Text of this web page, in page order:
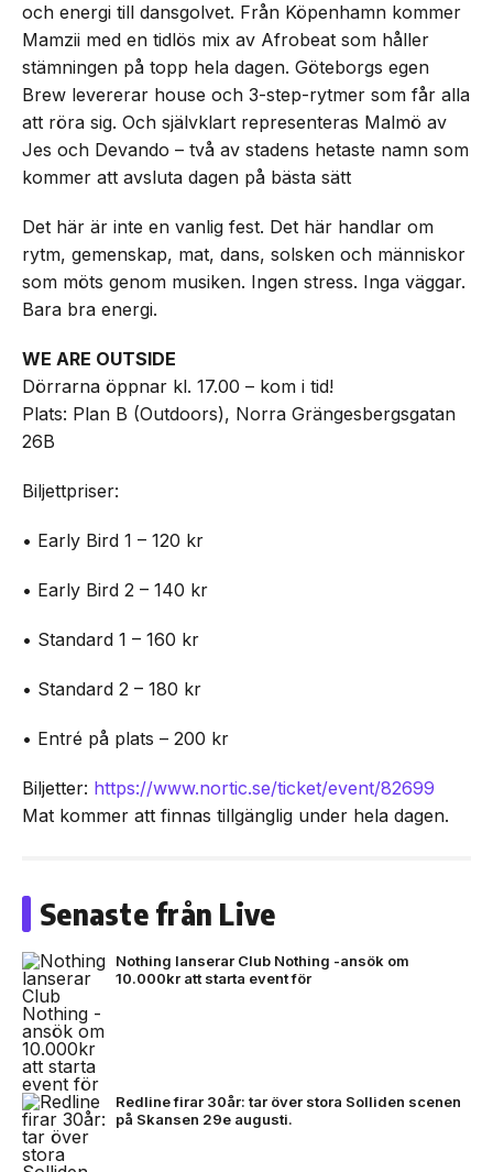
och energi till dansgolvet. Från Köpenhamn kommer
Mamzii med en tidlös mix av Afrobeat som håller
stämningen på topp hela dagen. Göteborgs egen
Brew levererar house och 3-step-rytmer som får alla
att röra sig. Och självklart representeras Malmö av
Jes och Devando – två av stadens hetaste namn som
kommer att avsluta dagen på bästa sätt
Det här är inte en vanlig fest. Det här handlar om
rytm, gemenskap, mat, dans, solsken och människor
som möts genom musiken. Ingen stress. Inga väggar.
Bara bra energi.
WE ARE OUTSIDE
Dörrarna öppnar kl. 17.00 – kom i tid!
Plats: Plan B (Outdoors), Norra Grängesbergsgatan
26B
Biljettpriser:
• Early Bird 1 – 120 kr
• Early Bird 2 – 140 kr
• Standard 1 – 160 kr
• Standard 2 – 180 kr
• Entré på plats – 200 kr
Biljetter: https://www.nortic.se/ticket/event/82699
Mat kommer att finnas tillgänglig under hela dagen.
Senaste från Live
Nothing lanserar Club Nothing -ansök om
10.000kr att starta event för
Redline firar 30år: tar över stora Solliden scenen
på Skansen 29e augusti.